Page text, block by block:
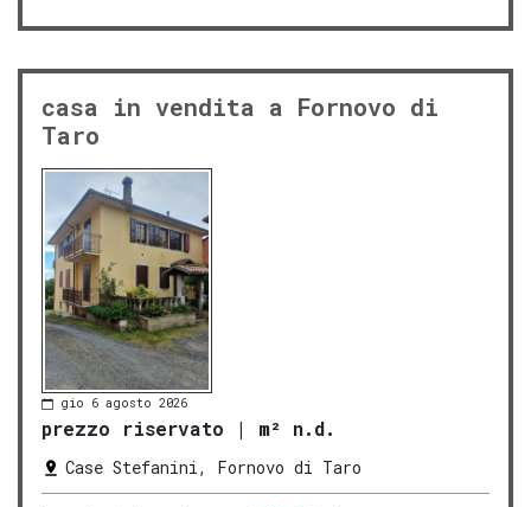
casa in vendita a Fornovo di
Taro
gio 6 agosto 2026
prezzo riservato | m² n.d.
Case Stefanini, Fornovo di Taro